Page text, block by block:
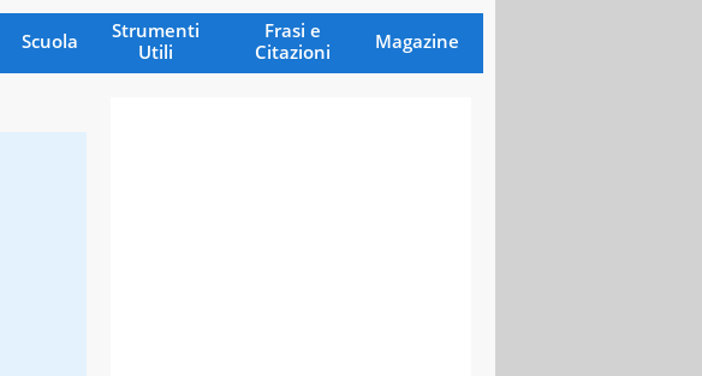
Scuola
Strumenti
Utili
Frasi e
Citazioni
Magazine